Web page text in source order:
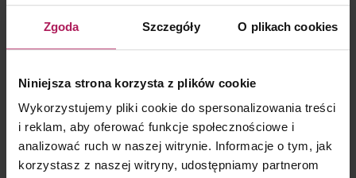
Zgoda Szczegóły O plikach cookies
Niniejsza strona korzysta z plików cookie
Wykorzystujemy pliki cookie do spersonalizowania treści
i reklam, aby oferować funkcje społecznościowe i
analizować ruch w naszej witrynie. Informacje o tym, jak
korzystasz z naszej witryny, udostępniamy partnerom
co powinien był wiedzieć w zakresie rozliczeń jego
kontrahentów z podmiotami rajowymi? Czy rzeczywiście
pozyskanie oświadczenia może dać komfort i poczucie
oświadczenia od kontrahenta, który na swojej stronie
internetowej wskazuje na możliwość współpracy
z podmiotami z Hongkongu? Czy przeglądanie stron
internetowych powinno być obowiązkowym elementem